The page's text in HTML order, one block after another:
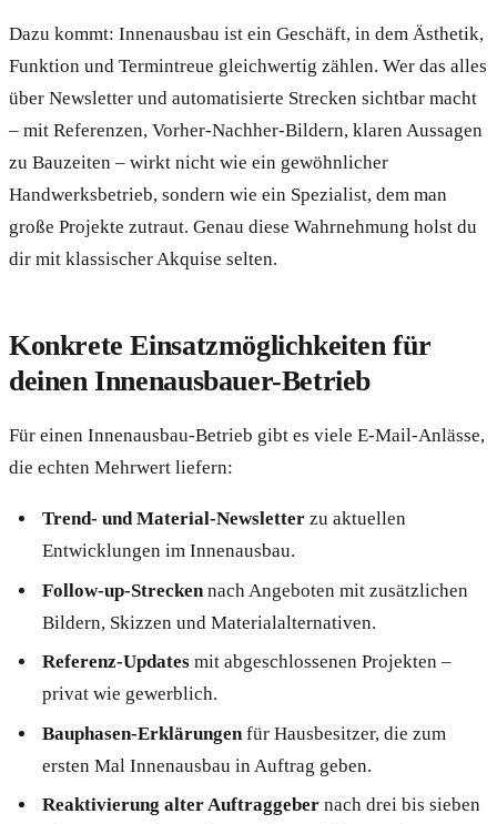
Dazu kommt: Innenausbau ist ein Geschäft, in dem Ästhetik,
Funktion und Termintreue gleichwertig zählen. Wer das alles
über Newsletter und automatisierte Strecken sichtbar macht
– mit Referenzen, Vorher-Nachher-Bildern, klaren Aussagen
zu Bauzeiten – wirkt nicht wie ein gewöhnlicher
Handwerksbetrieb, sondern wie ein Spezialist, dem man
große Projekte zutraut. Genau diese Wahrnehmung holst du
dir mit klassischer Akquise selten.
Konkrete Einsatzmöglichkeiten für
deinen Innenausbauer-Betrieb
Für einen Innenausbau-Betrieb gibt es viele E-Mail-Anlässe,
die echten Mehrwert liefern:
Trend- und Material-Newsletterzu aktuellen
Entwicklungen im Innenausbau.
Follow-up-Streckennach Angeboten mit zusätzlichen
Bildern, Skizzen und Materialalternativen.
Referenz-Updatesmit abgeschlossenen Projekten –
privat wie gewerblich.
Bauphasen-Erklärungenfür Hausbesitzer, die zum
ersten Mal Innenausbau in Auftrag geben.
Reaktivierung alter Auftraggebernach drei bis sieben